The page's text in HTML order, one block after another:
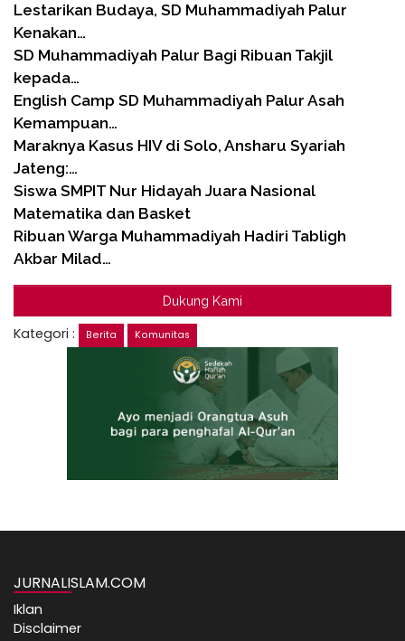
Lestarikan Budaya, SD Muhammadiyah Palur
Kenakan…
SD Muhammadiyah Palur Bagi Ribuan Takjil
kepada…
English Camp SD Muhammadiyah Palur Asah
Kemampuan…
Maraknya Kasus HIV di Solo, Ansharu Syariah
Jateng:…
Siswa SMPIT Nur Hidayah Juara Nasional
Matematika dan Basket
Ribuan Warga Muhammadiyah Hadiri Tabligh
Akbar Milad…
Dukung Kami
Kategori : Berita Komunitas
JURNALISLAM.COM
Iklan
Disclaimer